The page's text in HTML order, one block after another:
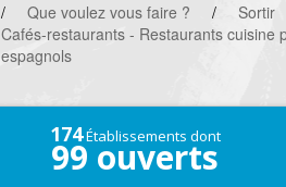
/ Que voulez vous faire ? / Sortir
Cafés-restaurants - Restaurants cuisine
espagnols
174Établissements dont
99 ouverts